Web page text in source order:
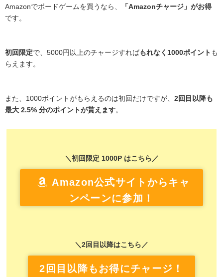
Amazonでボードゲームを買うなら、
「Amazonチャージ」がお得
です。
初回限定で、5000円以上のチャージすればもれなく1000ポイント も
らえます。
また、1000ポイントがもらえるのは初回だけですが、 2回目以降も
最大 2.5% 分のポイントが貰えます。
＼初回限定 1000P はこちら／
Amazon公式サイトからキャ
ンペーンに参加！
＼2回目以降はこちら／
2回目以降もお得にチャージ！